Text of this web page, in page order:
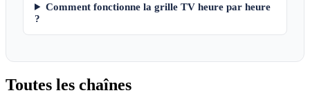
Comment fonctionne la grille TV heure par heure
?
Toutes les chaînes